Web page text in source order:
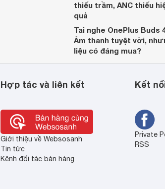
thiếu trầm, ANC thiếu
quả
Tai nghe OnePlus Buds
Âm thanh tuyệt vời,
liệu có đáng mua?
Hợp tác và liên kết
Giới thiệu về Websosanh
Tin tức
Kênh đối tác bán hàng
Kết
Private
RSS